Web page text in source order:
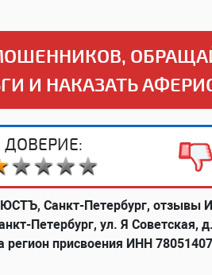
И НАКАЗАТЬ
ДОВЕРИЕ:
Санкт-Петербург, отзывы
Петербург, ул. Я Советская,
присвоения ИНН